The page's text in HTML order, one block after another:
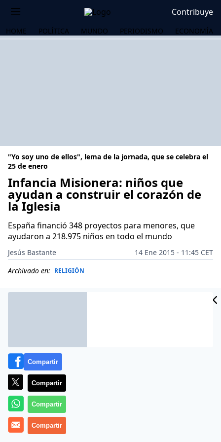
Contribuye
HOME POLÍTICA MUNDO PERIODISMO ECONOMÍA
"Yo soy uno de ellos", lema de la jornada, que se celebra el
25 de enero
Infancia Misionera: niños que
ayudan a construir el corazón de
la Iglesia
España financió 348 proyectos para menores, que
ayudaron a 218.975 niños en todo el mundo
Jesús Bastante
14 Ene 2015 - 11:45 CET
Archivado en: RELIGIÓN
Jesús Bastante).- Un corazón que va siendo construido
Compartir
Compartir
Compartir
Compartir